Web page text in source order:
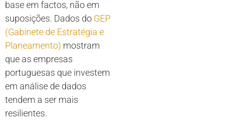
base em factos, não em
suposições. Dados do GEP
(Gabinete de Estratégia e
Planeamento) mostram
que as empresas
portuguesas que investem
em análise de dados
tendem a ser mais
resilientes.